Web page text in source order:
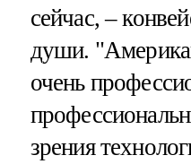
сейчас, –
души.
очень
зрения